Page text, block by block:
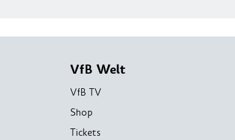
VfB Welt
VfB TV
Shop
Tickets